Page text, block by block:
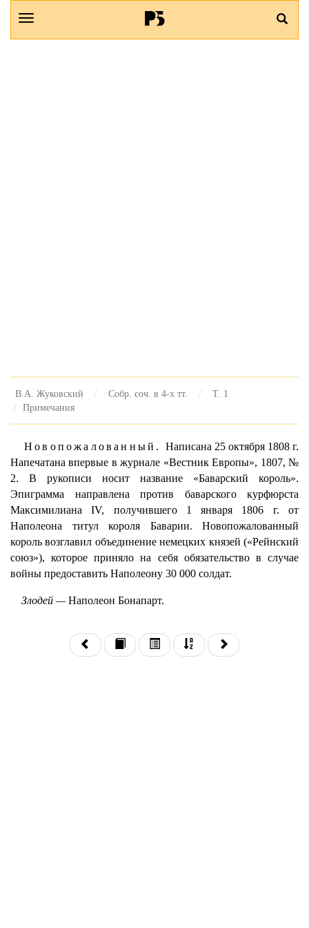
В.А. Жуковский Собр. соч. в 4-х тт.
Т. 1
Примечания
Новопожалованный.Написана 25 октября 1808 г.
Напечатана впервые в журнале «Вестник Европы», 1807, №
2. В рукописи носит название «Баварский король».
Эпиграмма направлена против баварского курфюрста
Максимилиана IV, получившего 1 января 1806 г. от
Наполеона титул короля Баварии. Новопожалованный
король возглавил объединение немецких князей («Рейнский
союз»), которое приняло на себя обязательство в случае
войны предоставить Наполеону 30 000 солдат.
Злодей —Наполеон Бонапарт.